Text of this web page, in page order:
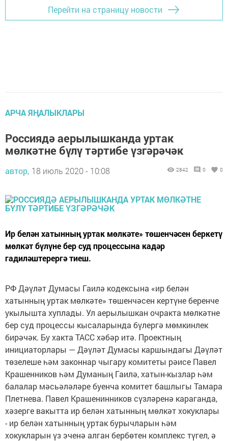
Перейти на страницу новости
АРЧА ЯҢАЛЫКЛАРЫ
Россиядә аерылышканда уртак
мөлкәтне бүлү тәртибе үзгәрәчәк
автор, 18 июль 2020 - 10:08 2842 0 0
Ир белән хатынның уртак мөлкәте» төшенчәсен беркетү
мөлкәт бүлүне бер суд процессына кадәр
гадиләштерергә тиеш.
РФ Дәүләт Думасы Гаилә кодексына «ир белән
хатынның уртак мөлкәте» төшенчәсен кертүне беренче
укылышта хуплады. Ул аерылышкан очракта мөлкәтне
бер суд процессы кысаларында бүлергә мөмкинлек
бирәчәк. Бу хакта ТАСС хәбәр итә. Проектның
инициаторлары — Дәүләт Думасы каршындагы Дәүләт
төзелеше һәм законнар чыгару комитеты рәисе Павел
Крашенников һәм Думаның Гаилә, хатын-кызлар һәм
балалар мәсьәләләре буенча комитет башлыгы Тамара
Плетнева. Павел Крашенинников сүзләренә караганда,
хәзерге вакытта ир белән хатынның мөлкәт хокуклары
- ир белән хатынның уртак бурычларын һәм
хокукларын үз эченә алган бербөтен комплекс түгел, ә